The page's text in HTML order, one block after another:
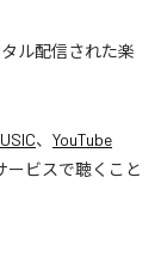
ル配信された楽
、 YouTube
ービスで聴くこと